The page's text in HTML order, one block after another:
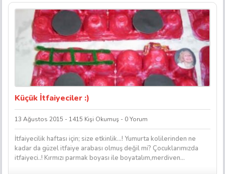
Küçük İtfaiyeciler :)
13 Ağustos 2015 - 1415 Kişi Okumuş - 0 Yorum
İtfaiyecilik haftası için; size etkinlik…! Yumurta kolilerinden ne
kadar da güzel itfaiye arabası olmuş değil mi? Çocuklarımızda
itfaiyeci..! Kırmızı parmak boyası ile boyatalım,merdiven...